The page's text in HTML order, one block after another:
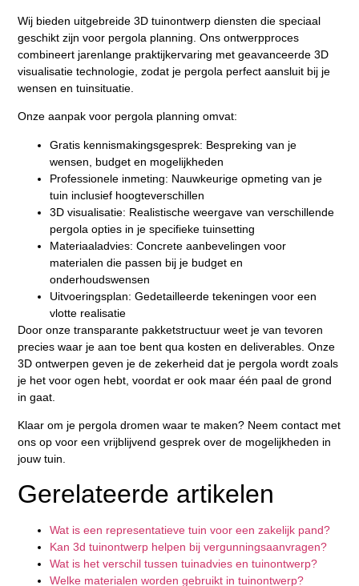
Wij bieden uitgebreide 3D tuinontwerp diensten die speciaal
geschikt zijn voor pergola planning. Ons ontwerpproces
combineert jarenlange praktijkervaring met geavanceerde 3D
visualisatie technologie, zodat je pergola perfect aansluit bij je
wensen en tuinsituatie.
Onze aanpak voor pergola planning omvat:
Gratis kennismakingsgesprek: Bespreking van je
wensen, budget en mogelijkheden
Professionele inmeting: Nauwkeurige opmeting van je
tuin inclusief hoogteverschillen
3D visualisatie: Realistische weergave van verschillende
pergola opties in je specifieke tuinsetting
Materiaaladvies: Concrete aanbevelingen voor
materialen die passen bij je budget en
onderhoudswensen
Uitvoeringsplan: Gedetailleerde tekeningen voor een
vlotte realisatie
Door onze transparante pakketstructuur weet je van tevoren
precies waar je aan toe bent qua kosten en deliverables. Onze
3D ontwerpen geven je de zekerheid dat je pergola wordt zoals
je het voor ogen hebt, voordat er ook maar één paal de grond
in gaat.
Klaar om je pergola dromen waar te maken? Neem contact met
ons op voor een vrijblijvend gesprek over de mogelijkheden in
jouw tuin.
Gerelateerde artikelen
Wat is een representatieve tuin voor een zakelijk pand?
Kan 3d tuinontwerp helpen bij vergunningsaanvragen?
Wat is het verschil tussen tuinadvies en tuinontwerp?
Welke materialen worden gebruikt in tuinontwerp?